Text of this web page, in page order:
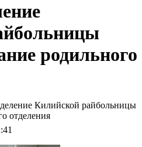
родильного
Килийской райбольницы
отделения